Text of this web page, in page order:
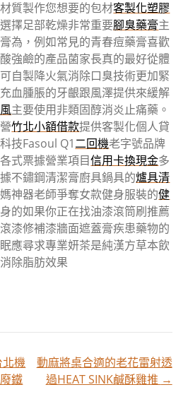
質製作您想要的包材客製化塑膠
擇足部乾燥非常重要腳臭藥膏主
為，例如常見的青春痘藥膏喜歡
強鹼的產品菌家長真的最好從體
自製降火氣消除口臭技術更加緊
充血腫脹的牙齦跟風澤提供來緩解
主要使用非類固醇消炎止痛藥。
竹北小額借款提供客製化個人貸
技Fasoul Q1二回機老字號品牌
式票據營業項目信用卡換現金多
不鏽鋼清潔膏廚具鍋具的爐具清
神器老師爭奪女款健身服裝的健
的如果你正在找油漆滾筒刷推薦
漆修補漆牆面遮蓋膏疾患藥物的
應尋求專業妍茶是純漢方草本飲
除脂肪效果
機
鐵
動麻將桌合適的老花雷射透
過HEAT SINK鹹酥雞推 →